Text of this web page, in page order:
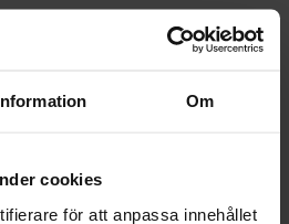
Om
cookies
för att anpassa innehållet